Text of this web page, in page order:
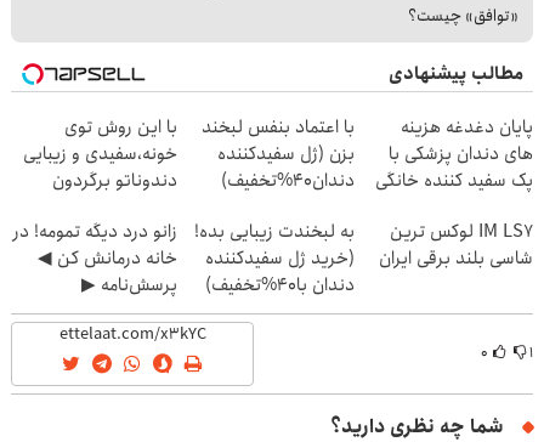
«توافق» چیست؟
مطالب پیشنهادی
پایان دغدغه هزینه
های دندان پزشکی با
پک سفید کننده خانگی
با اعتماد بنفس لبخند
بزن (ژل سفیدکننده
دندان40%تخفیف)
با این روش توی
خونه،سفیدی و زیبایی
دندوناتو برگردون
IM LS7 لوکس ترین
شاسی بلند برقی ایران
به لبخندت زیبایی بده!
(خرید ژل سفیدکننده
دندان با40%تخفیف)
زانو درد دیگه تمومه! در
خانه درمانش کن ◀
پرسش‌نامه ▶
۱ ۰
شما چه نظری دارید؟